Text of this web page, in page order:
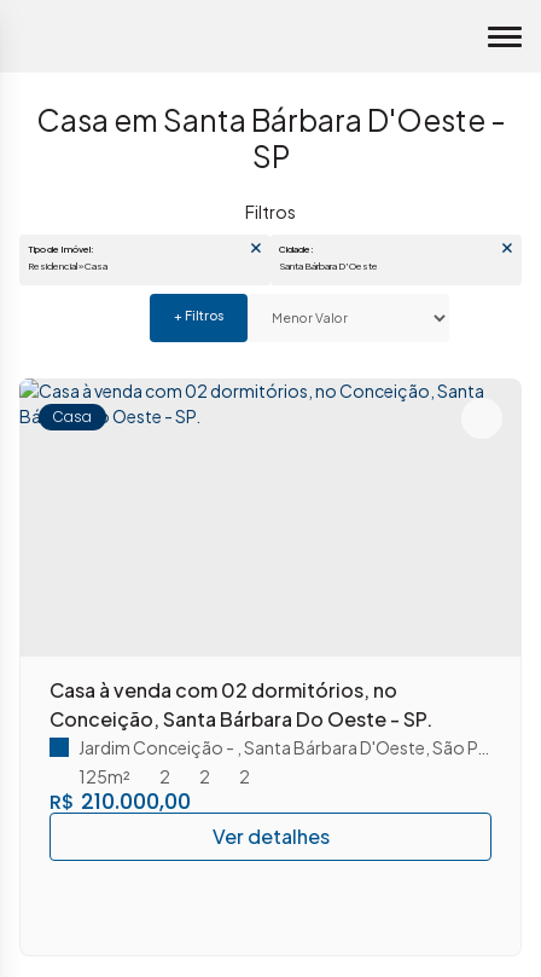
Casa em Santa Bárbara D'Oeste -
SP
Casa
Casa à venda com 02 dormitórios, no
Conceição, Santa Bárbara Do Oeste - SP.
R$ 210.000,00
Jardim Conceição Santa Bárbara D'Oeste São Paulo
2
2
125m² 2